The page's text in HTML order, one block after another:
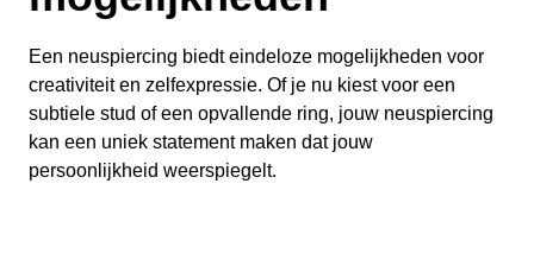
Een neuspiercing biedt eindeloze mogelijkheden voor
creativiteit en zelfexpressie. Of je nu kiest voor een
subtiele stud of een opvallende ring, jouw neuspiercing
kan een uniek statement maken dat jouw
persoonlijkheid weerspiegelt.